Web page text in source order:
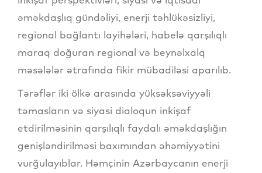
əməkdaşlıq gündəliyi, enerji təhlükəsizliyi,
regional bağlantı layihələri, habelə qarşılıqlı
maraq doğuran regional və beynəlxalq
məsələlər ətrafında fikir mübadiləsi aparılıb.
Tərəflər iki ölkə arasında yüksəksəviyyəli
təmasların və siyasi dialoqun inkişaf
etdirilməsinin qarşılıqlı faydalı əməkdaşlığın
genişləndirilməsi baxımından əhəmiyyətini
vurğulayıblar. Həmçinin Azərbaycanın enerji